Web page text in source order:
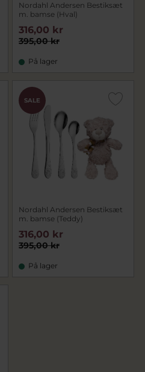
Nordahl Andersen Bestiksæt
m. bamse (Hval)
395,00 kr
316,00 kr
På lager
SALE
Nordahl Andersen Bestiksæt
m. bamse (Teddy)
395,00 kr
316,00 kr
På lager